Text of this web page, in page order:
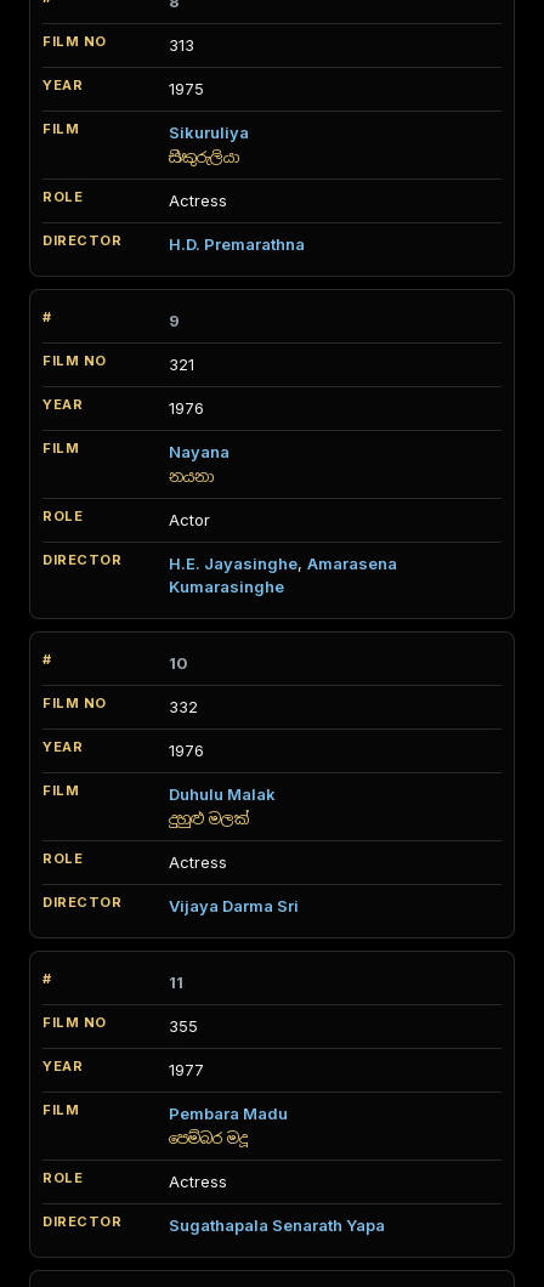
313
1975
Sikuruliya
සිකුරුලියා
Actress
H.D. Premarathna
9
321
1976
Nayana
නයනා
Actor
H.E. Jayasinghe, Amarasena
Kumarasinghe
10
332
1976
Duhulu Malak
දුහුළු මලක්
Actress
Vijaya Darma Sri
11
355
1977
Pembara Madu
පෙම්බර මදූ
Actress
Sugathapala Senarath Yapa